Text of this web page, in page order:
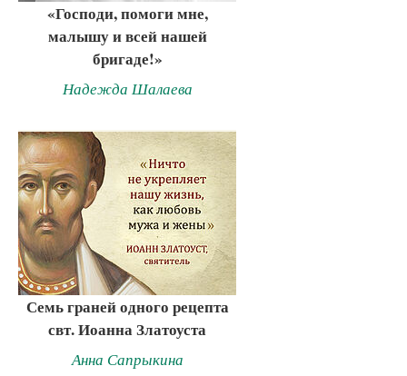
«Господи, помоги мне,
малышу и всей нашей
бригаде!»
Надежда Шалаева
Семь граней одного рецепта
свт. Иоанна Златоуста
Анна Сапрыкина